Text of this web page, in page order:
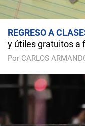
REGRESO A
y útiles gratuitos a
Por CARLOS